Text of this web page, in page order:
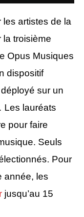
les artistes de la
troisième
Opus Musiques
dispositif
sur un
Les lauréats
pour faire
Seuls
Pour
année, les
jusqu’au 15